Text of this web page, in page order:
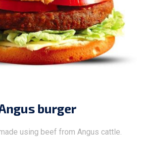
burger
using beef from Angus cattle.